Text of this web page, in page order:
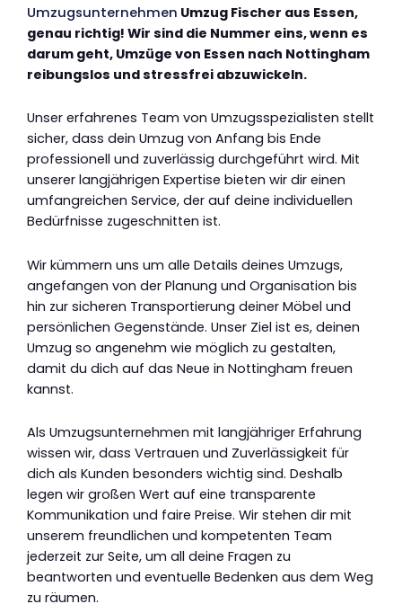
Umzugsunternehmen Umzug Fischer aus Essen,
genau richtig! Wir sind die Nummer eins, wenn es
darum geht, Umzüge von Essen nach Nottingham
reibungslos und stressfrei abzuwickeln.
Unser erfahrenes Team von Umzugsspezialisten stellt
sicher, dass dein Umzug von Anfang bis Ende
professionell und zuverlässig durchgeführt wird. Mit
unserer langjährigen Expertise bieten wir dir einen
umfangreichen Service, der auf deine individuellen
Bedürfnisse zugeschnitten ist.
Wir kümmern uns um alle Details deines Umzugs,
angefangen von der Planung und Organisation bis
hin zur sicheren Transportierung deiner Möbel und
persönlichen Gegenstände. Unser Ziel ist es, deinen
Umzug so angenehm wie möglich zu gestalten,
damit du dich auf das Neue in Nottingham freuen
kannst.
Als Umzugsunternehmen mit langjähriger Erfahrung
wissen wir, dass Vertrauen und Zuverlässigkeit für
dich als Kunden besonders wichtig sind. Deshalb
legen wir großen Wert auf eine transparente
Kommunikation und faire Preise. Wir stehen dir mit
unserem freundlichen und kompetenten Team
jederzeit zur Seite, um all deine Fragen zu
beantworten und eventuelle Bedenken aus dem Weg
zu räumen.